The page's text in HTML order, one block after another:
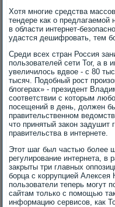
Хотя многие средства
тендере как о предлагаемой
в области интернет-
удастся дешифровать, тем
Среди всех стран Россия
пользователей сети Tor, а в
увеличилось вдвое - с 80
тысяч. Подобный рост
блогерах» - президент
соответствии с которым
посещений в день, должен
правительственном
что принятый закон задушит
правительства в интернете.
Этот шаг был частью более
регулирование интернета, в
закрыты три главных
борца с коррупцией
пользователи теперь могут
сайтам только с помощью
информацию сервисов, как